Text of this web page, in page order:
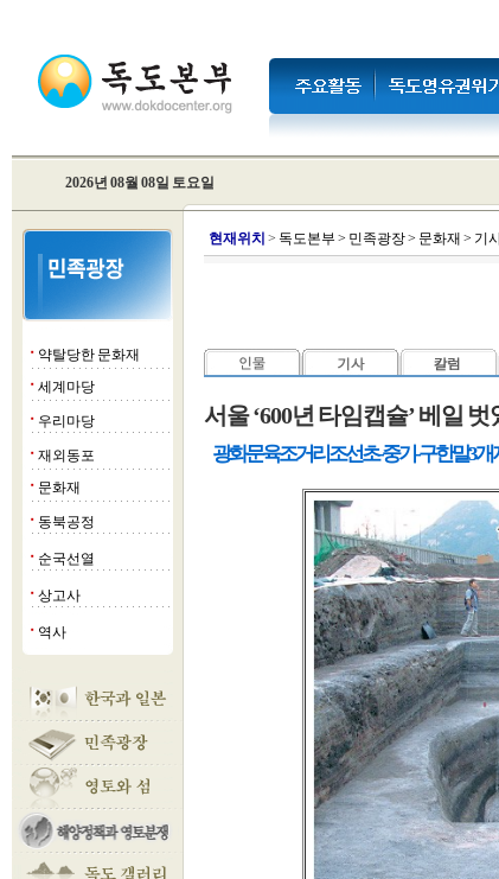
2026년 08월 08일 토요일
■ 약탈당한 문화재
■ 세계마당
■ 우리마당
■ 재외동포
■ 문화재
■ 동북공정
■ 순국선열
■ 상고사
■ 역사
현재위치 > 독도본부 > 민족광장> 문화재 > 기
서울 ‘600년 타임캡슐’ 베일 벗
광화문 육조거리 조선 초-중기-구한말 3개